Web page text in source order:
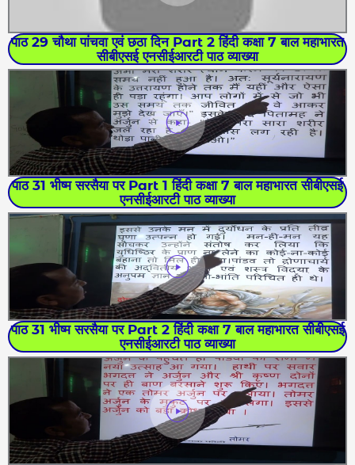
पाठ 29 चौथा पांचवा एवं छठा दिन Part 2 हिंदी कक्षा 7 बाल महाभारत
सीबीएसई एनसीईआरटी पाठ व्याख्या
पाठ 31 भीष्म सरसैया पर Part 1 हिंदी कक्षा 7 बाल महाभारत सीबीएसई
एनसीईआरटी पाठ व्याख्या
पाठ 31 भीष्म सरसैया पर Part 2 हिंदी कक्षा 7 बाल महाभारत सीबीएसई
एनसीईआरटी पाठ व्याख्या